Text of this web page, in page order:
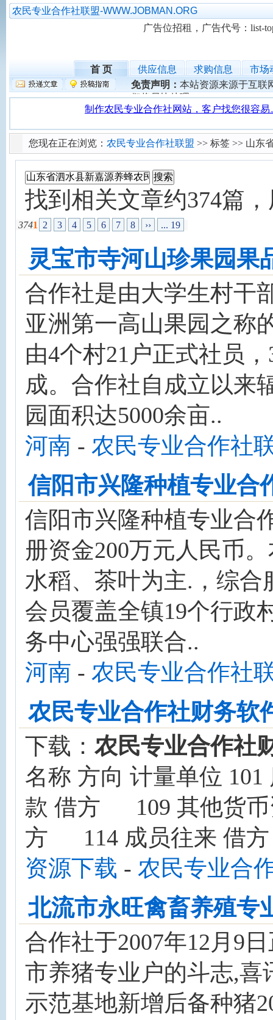
农民专业合作社联盟-WWW.JOBMAN.ORG
广告位招租，广告代号：list-
首 页 供应信息 求购信息
市场
免责声明： 本站资源来源于互联
们将尽快处理。
您现在正在浏览： 农民专业合作社联盟 >> 标签 >> 山东
找到相关文章约374篇
3741 2 3 4 5 6 7 8 ›› ... 19
灵宝市寺河山珍果园果
合作社是由大学生村干
亚洲第一高山果园之称
由4个村21户正式社员
成。合作社自成立以来
园面积达5000余亩..
河南 - 农民专业合作社
信阳市兴隆种植专业合
信阳市兴隆种植专业合
册资金200万元人民币
水稻、茶叶为主.，综
会员覆盖全镇19个行政
务中心强强联合..
河南 - 农民专业合作社
农民专业合作社财务软
下载： 农民专业合作社
名称 方向 计量单位
款 借方 109 其他货
方 114 成员往来 借
资源下载 - 农民专业合
北流市永旺禽畜养殖专
合作社于2007年12月9
市养猪专业户的斗志,
示范基地新增后备种猪